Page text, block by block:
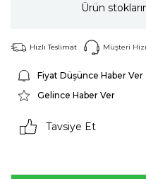
Ürün
Hızlı Teslimat Müşteri
Fiyat Düşünce Haber Ver
Gelince Haber Ver
Tavsiye Et